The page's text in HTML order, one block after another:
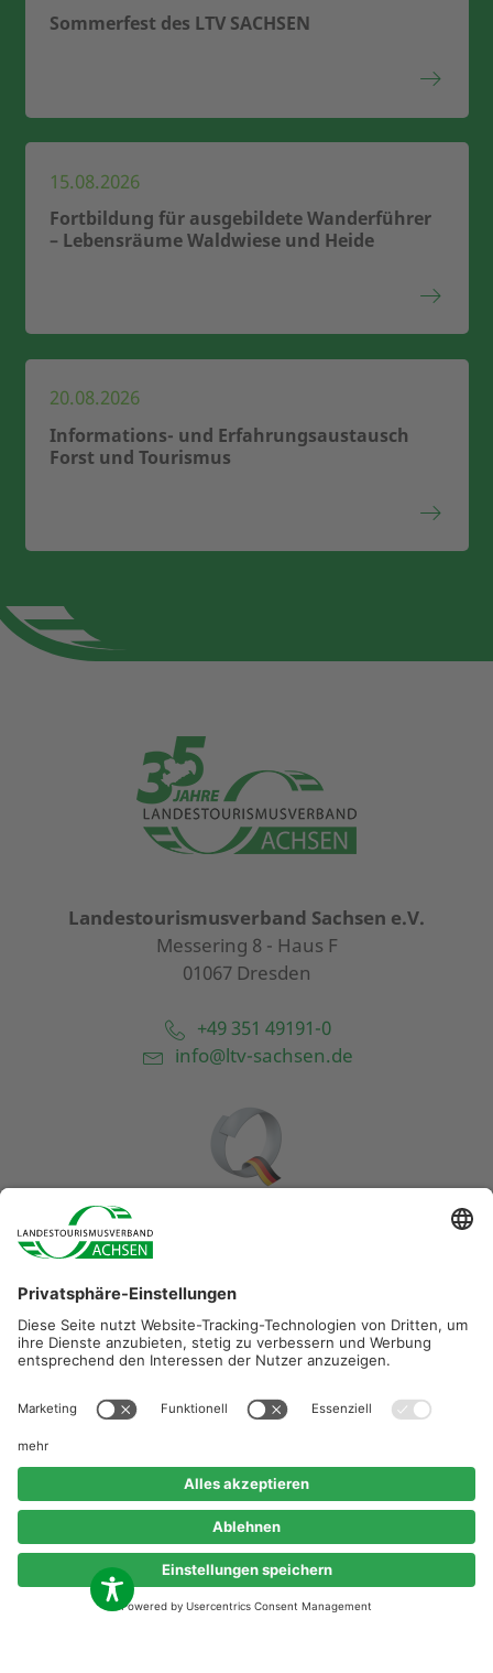
Sommerfest des LTV SACHSEN
15.08.2026
Fortbildung für ausgebildete Wanderführer
– Lebensräume Waldwiese und Heide
20.08.2026
Informations- und Erfahrungsaustausch
Forst und Tourismus
Landestourismusverband Sachsen e.V.
Messering 8 - Haus F
01067 Dresden
+49 351 49191-0
info@ltv-sachsen.de
Diese Maßnahme wird mitfinanziert durch Steuermittel auf
beschlossenen Haushaltes.